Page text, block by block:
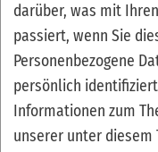
darüber, was mit
passiert, wenn Sie
Personenbezogene
persönlich
Informationen zum
unserer unter diesem